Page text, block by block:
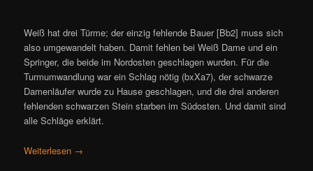
Weiß hat drei Türme; der einzig fehlende Bauer [Bb2] muss sich
also umgewandelt haben. Damit fehlen bei Weiß Dame und ein
Springer, die beide im Nordosten geschlagen wurden. Für die
Turmumwandlung war ein Schlag nötig (bxXa7), der schwarze
Damenläufer wurde zu Hause geschlagen, und die drei anderen
fehlenden schwarzen Stein starben im Südosten. Und damit sind
alle Schläge erklärt.
Weiterlesen →